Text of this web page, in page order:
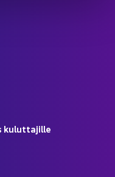
ku­lut­ta­jil­le